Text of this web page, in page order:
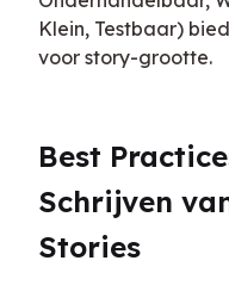
Klein, Testbaar)
voor story-grootte.
Best
Schrijven
Stories